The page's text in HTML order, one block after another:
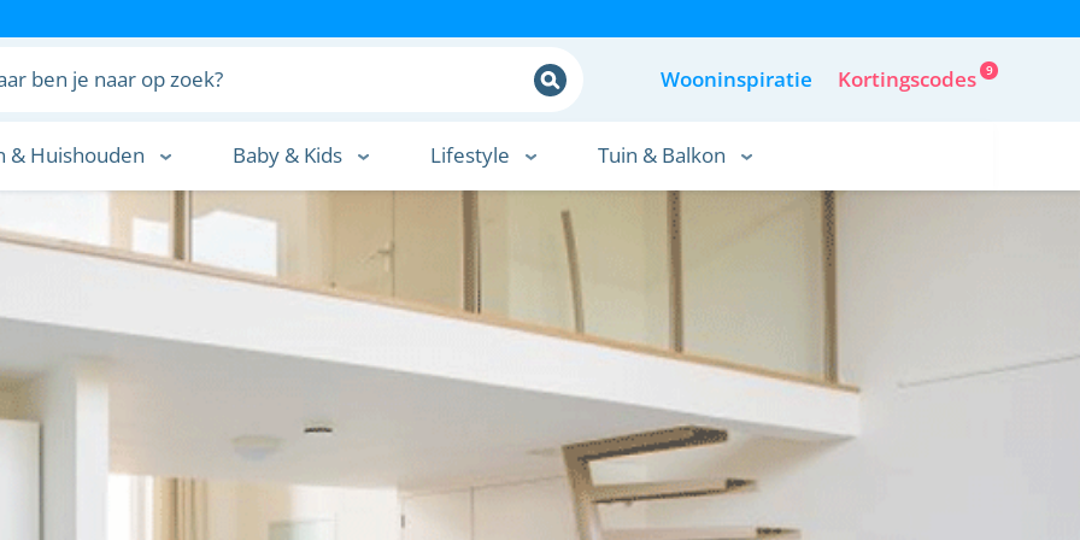
Wooninspiratie Kortingscodes 9
& Huishouden Baby & Kids Lifestyle Tuin & Balkon